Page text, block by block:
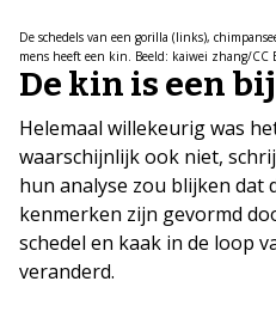
De schedels van een gorilla (links),
mens heeft een kin. Beeld: kaiwei zhang/CC
De kin is een
Helemaal willekeurig was
waarschijnlijk ook niet,
hun analyse zou blijken dat
kenmerken zijn gevormd
schedel en kaak in de loop
veranderd.